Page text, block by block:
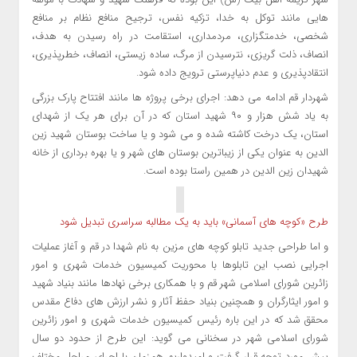
هایی مانند توکل به خدا، تزکیه نفس، ترجیح منافع نظام بر منافع
شخصی، خدمتگزاری، مردمداری، استقامت در راه رسیدن به هدف،
انصاف، ذلت گریزی، نترسیدن از مرگ، ساده زیستی، انصاف، خطرپذیری،
انتقادپذیری و عدم دنیاپرستی ترویج داده شود.
شهردار قم ادامه می دهد: اجرای برخی پروژه ها مانند افتتاح پارک بزرگی
به یاد شش هزار و ۹۰ شهید استان که در آن برای هر یک از شهدای
استان، یک درخت کاشته شده و می شود و یا ساخت بوستان شهید زین‌
الدین به‌ عنوان یکی از زیباترین بوستان ‌های شهر و یا بهره برداری از خانه
شهیدان زین‌ الدین در همین راستا بوده است.
طرح «کوچه های آسمانی» باید به یک مطالبه سراسری تبدیل شود
و اما طراحی جدید تابلو کوچه های مزین به نام شهدا در قم و آغاز عملیات
اجرایی نصب این تابلوها با محوریت کمیسیون خدمات شهری و امور
زائرین شورای اسلامی شهر قم و با همکاری برخی نهادها مانند بنیاد شهید
و امور ایثارگران و همچنین بنیاد حفظ آثار و نشر ارزش های دفاع مقدس
محقق شد که در این باره رئیس کمیسیون خدمات شهری و امور زائرین
شورای اسلامی شهر در سخنانی می گوید: این طرح از حدود دو سال